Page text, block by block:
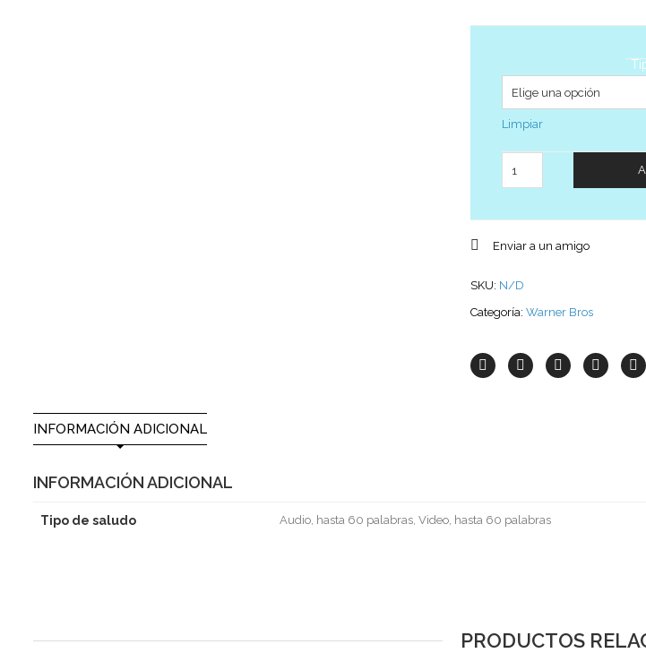
Limpiar
Enviar a un amigo
SKU: N/D
Categoría: Warner Bros
INFORMACIÓN ADICIONAL
INFORMACIÓN ADICIONAL
Tipo de saludo Audio, hasta 60 palabras, Video, hasta 60 palabras
PRODUCTOS